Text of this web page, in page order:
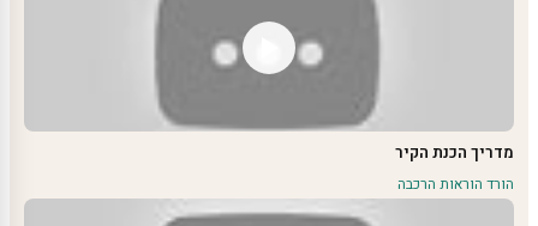
מדריך הכנת הקיר
הורד הוראות הרכבה